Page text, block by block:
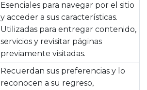
Esenciales para navegar por el sitio
y acceder a sus características.
Utilizadas para entregar contenido,
servicios y revisitar páginas
previamente visitadas.
Recuerdan sus preferencias y lo
reconocen a su regreso,